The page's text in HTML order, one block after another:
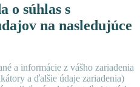
o súhlas s
na nasledujúce
a informácie z vášho zariadenia
a ďalšie údaje zariadenia)